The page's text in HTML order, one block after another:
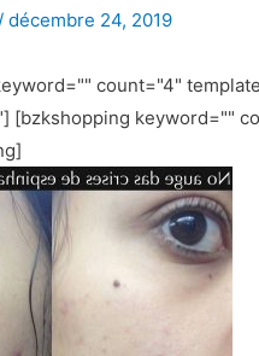
décembre 24, 2019
" count="4"
[bzkshopping keyword=""